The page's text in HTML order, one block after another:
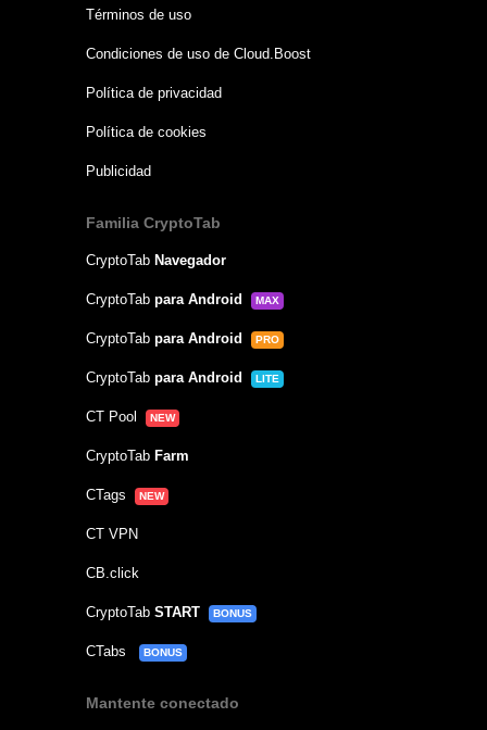
Términos de uso
Condiciones de uso de Cloud.Boost
Política de privacidad
Política de cookies
Publicidad
Familia CryptoTab
CryptoTab Navegador
CryptoTab para Android MAX
CryptoTab para Android PRO
CryptoTab para Android LITE
CT Pool NEW
CryptoTab Farm
CTags NEW
CT VPN
CB.click
CryptoTab START BONUS
CTabs BONUS
Mantente conectado